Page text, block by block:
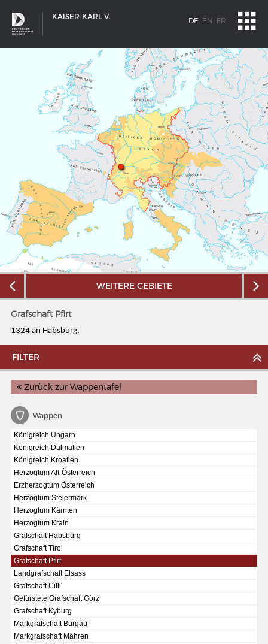
KAISER KARL V. DE EN FR
SCHIFFSTYPEN
Entwicklungen im europäischen Schiffbau
MERIANS DEUTSCHLAND 1642 - 1654
Interaktive Karte
Bildergalerie Topographia Germaniae
Wissenswert
FILTER
Zurück zur Wappentafel
Wappen
Königreich Ungarn
Königreich Dalmatien
Königreich Kroatien
Herzogtum Alt-Österreich
Erzherzogtum Österreich
Herzogtum Steiermark
Herzogtum Kärnten
Herzogtum Krain
Grafschaft Habsburg
Grafschaft Tirol
Grafschaft Pfirt
Landgrafschaft Elsass
Grafschaft Cilli
Gefürstete Grafschaft Görz
Grafschaft Kyburg
Markgrafschaft Burgau
Markgrafschaft Mähren
WEITERE GEBIETE
Grafschaft Pfirt
1324 an Habsburg.